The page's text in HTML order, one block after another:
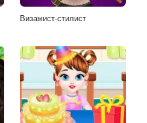
Визажист-стилист